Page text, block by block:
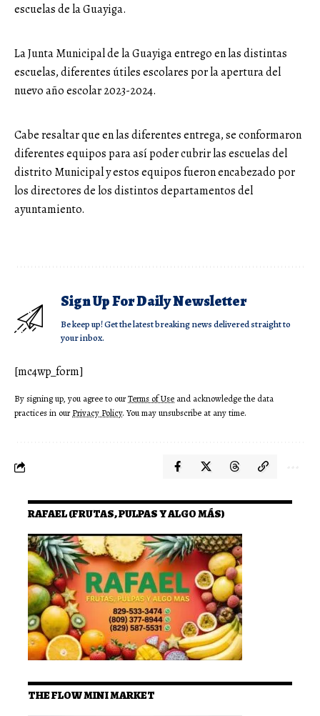
escuelas de la Guayiga.
La Junta Municipal de la Guayiga entrego en las distintas
escuelas, diferentes útiles escolares por la apertura del
nuevo año escolar 2023-2024.
Cabe resaltar que en las diferentes entrega, se conformaron
diferentes equipos para así poder cubrir las escuelas del
distrito Municipal y estos equipos fueron encabezado por
los directores de los distintos departamentos del
ayuntamiento.
Sign Up For Daily Newsletter
Be keep up! Get the latest breaking news delivered straight to
your inbox.
[mc4wp_form]
By signing up, you agree to ourTerms of Use and acknowledge the data
practices in ourPrivacy Policy. You may unsubscribe at any time.
RAFAEL (FRUTAS, PULPAS Y ALGO MÁS)
THE FLOW MINI MARKET